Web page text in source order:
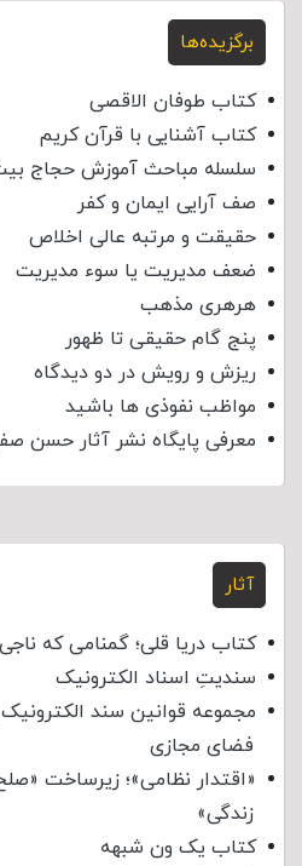
برگزیده‌ها
کتاب طوفان الاقصی
کتاب آشنایی با قرآن کریم
سلسله مباحث آموزش حجاج بیت
صف آرایی ایمان و کفر
حقیقت و مرتبه عالی اخلاص
ضعف مدیریت یا سوء مدیریت
هرهری مذهب
پنج گام حقیقی تا ظهور
ریزش و رویش در دو دیدگاه
مواظب نفوذی‌ ها باشید
معرفی پایگاه نشر آثار حسن
آثار
کتاب دریا قلی؛ گمنامی که
سندیتِ اسناد الکترونیک
مجموعه قوانین سند
فضای مجازی
«اقتدار نظامی»؛ زیرساخت
زندگی»
کتاب یک ون شبهه